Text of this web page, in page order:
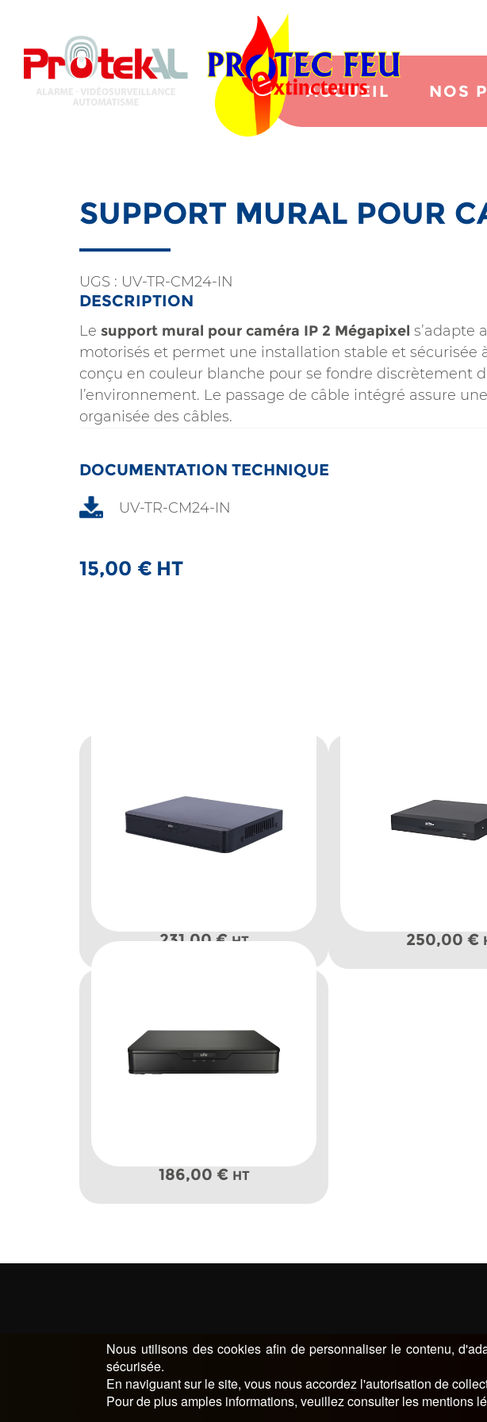
principal
ACCUEIL NOS
SUPPORT MURAL POUR
15,00 € HT
UGS : UV-TR-CM24-IN
DESCRIPTION
Le support mural pour caméra IP 2 Mégapixel s’adapte
motorisés et permet une installation stable et sécurisée
conçu en couleur blanche pour se fondre discrètement
l’environnement. Le passage de câble intégré assure
organisée des câbles.
DOCUMENTATION TECHNIQUE
UV-TR-CM24-IN
231,00€ HT 250,00 €
186,00 € HT
Nous utilisons des cookies afin de personnaliser le contenu,
sécurisée.
En naviguant sur le site, vous nous accordez l'autorisation de
Pour de plus amples informations, veuillez consulter les mentions